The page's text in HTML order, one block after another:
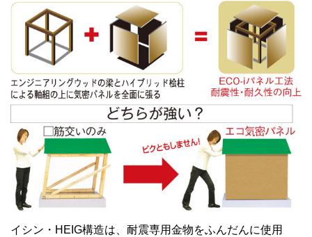
イシン・HEIG構造は、耐震専用金物をふんだんに使用